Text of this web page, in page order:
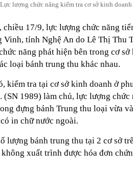
Lực lượng chức năng kiểm tra cơ sở kinh
chiều 17/9, lực lượng chức năng
Vinh, tỉnh Nghệ An do Lê Thị Thu
năng phát hiện bên trong cơ
loại bánh trung thu khác nhau.
kiểm tra tại cơ sở kinh doanh ở
(SN 1989) làm chủ, lực lượng
đựng bánh Trung thu loại vừa
in chữ nước ngoài.
lượng bánh trung thu tại 2 cơ sở
không xuất trình được hóa đơn